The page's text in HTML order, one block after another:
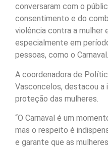
conversaram com o
consentimento e do
violência contra a mulher
especialmente em
pessoas, como o Carnaval.
A coordenadora de
Vasconcelos, destacou a
proteção das mulheres.
“O Carnaval é um
mas o respeito é
e garante que as